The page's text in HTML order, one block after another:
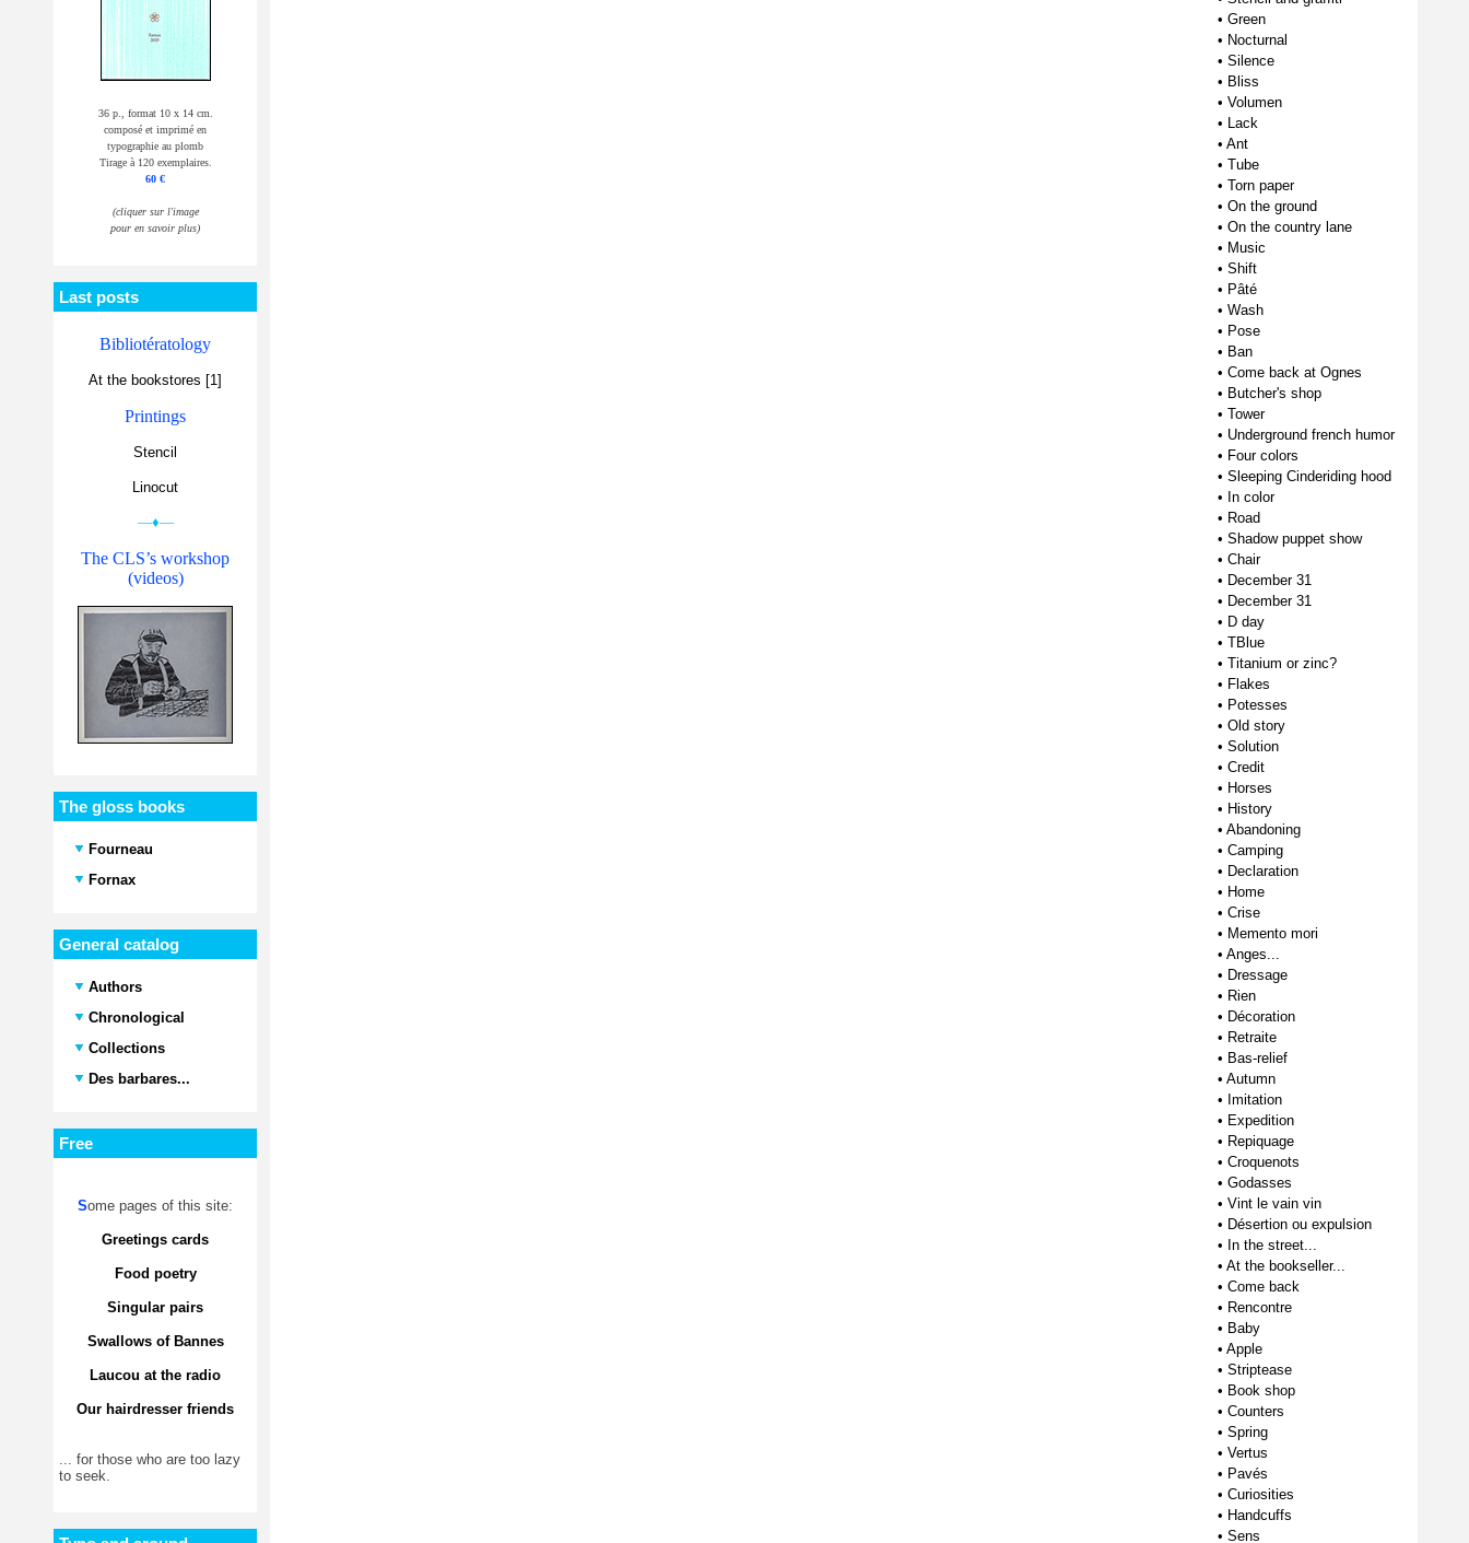
36 p., format 10 x 14 cm.
composé et imprimé en
typographie au plomb
Tirage à 120 exemplaires.
60 €
(cliquer sur l'image
pour en savoir plus)
Last posts
Bibliotératology
At the bookstores [1]
Printings
Stencil
Linocut
—♦—
The CLS’s workshop
(videos)
The gloss books
Fourneau
Fornax
General catalog
Authors
Chronological
Collections
Des barbares...
Free
Some pages of this site:
Greetings cards
Food poetry
Singular pairs
Swallows of Bannes
Laucou at the radio
Our hairdresser friends
... for those who are too lazy
to seek.
• Green
• Nocturnal
• Silence
• Bliss
• Volumen
• Lack
• Ant
• Tube
• Torn paper
• On the ground
• On the country lane
• Music
• Shift
• Pâté
• Wash
• Pose
• Ban
• Come back at Ognes
• Butcher's shop
• Tower
• Underground french humor
• Four colors
• Sleeping Cinderiding hood
• In color
• Road
• Shadow puppet show
• Chair
• December 31
• December 31
• D day
• TBlue
• Titanium or zinc?
• Flakes
• Potesses
• Old story
• Solution
• Credit
• Horses
• History
• Abandoning
• Camping
• Declaration
• Home
• Crise
• Memento mori
• Anges...
• Dressage
• Rien
• Décoration
• Retraite
• Bas-relief
• Autumn
• Imitation
• Expedition
• Repiquage
• Croquenots
• Godasses
• Vint le vain vin
• Désertion ou expulsion
• In the street...
• At the bookseller...
• Come back
• Rencontre
• Baby
• Apple
• Striptease
• Book shop
• Counters
• Spring
• Vertus
• Pavés
• Curiosities
• Handcuffs
• Sens